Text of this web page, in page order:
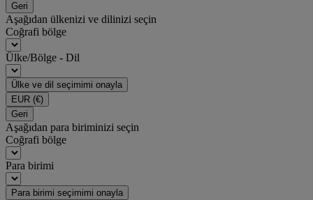
Geri
Aşağıdan ülkenizi ve dilinizi seçin
Coğrafi bölge
Ülke/Bölge - Dil
Ülke ve dil seçimimi onayla
EUR (€)
Geri
Aşağıdan para biriminizi seçin
Coğrafi bölge
Para birimi
Para birimi seçimimi onayla